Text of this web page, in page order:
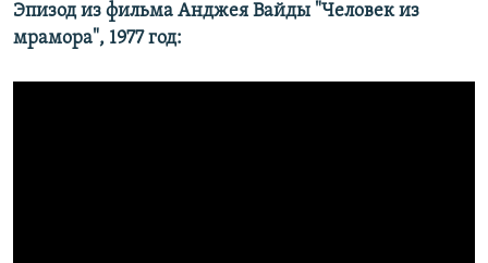
Эпизод из фильма Анджея Вайды "Человек из
мрамора", 1977 год: